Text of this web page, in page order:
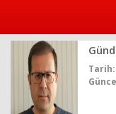
Tarih: